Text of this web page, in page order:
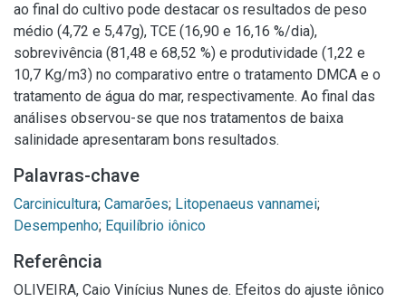
ao final do cultivo pode destacar os resultados de peso
médio (4,72 e 5,47g), TCE (16,90 e 16,16 %/dia),
sobrevivência (81,48 e 68,52 %) e produtividade (1,22 e
10,7 Kg/m3) no comparativo entre o tratamento DMCA e o
tratamento de água do mar, respectivamente. Ao final das
análises observou-se que nos tratamentos de baixa
salinidade apresentaram bons resultados.
Palavras-chave
Carcinicultura; Camarões; Litopenaeus vannamei;
Desempenho; Equilíbrio iônico
Referência
OLIVEIRA, Caio Vinícius Nunes de. Efeitos do ajuste iônico